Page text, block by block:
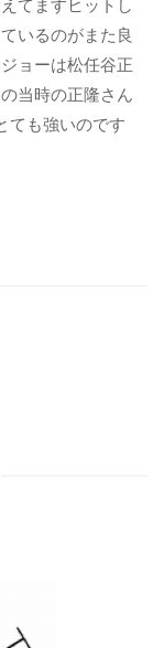
てますヒットし
いるのがまた良
ョーは松任谷正
当時の正隆さん
ても強いのです